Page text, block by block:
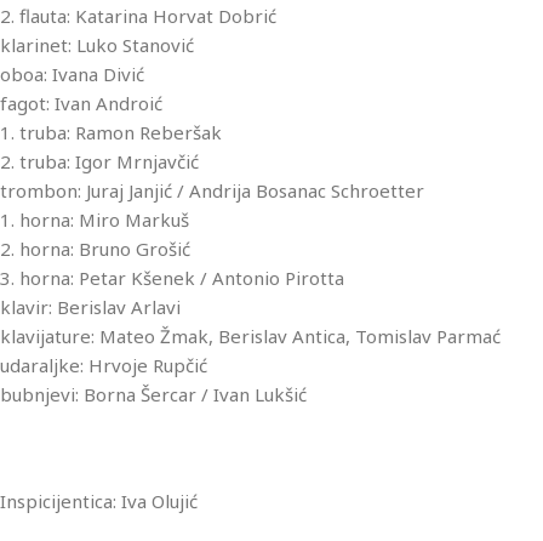
2. flauta: Katarina Horvat Dobrić
klarinet: Luko Stanović
oboa: Ivana Divić
fagot: Ivan Androić
1. truba: Ramon Reberšak
2. truba: Igor Mrnjavčić
trombon: Juraj Janjić / Andrija Bosanac Schroetter
1. horna: Miro Markuš
2. horna: Bruno Grošić
3. horna: Petar Kšenek / Antonio Pirotta
klavir: Berislav Arlavi
klavijature: Mateo Žmak, Berislav Antica, Tomislav Parmać
udaraljke: Hrvoje Rupčić
bubnjevi: Borna Šercar / Ivan Lukšić
Inspicijentica: Iva Olujić